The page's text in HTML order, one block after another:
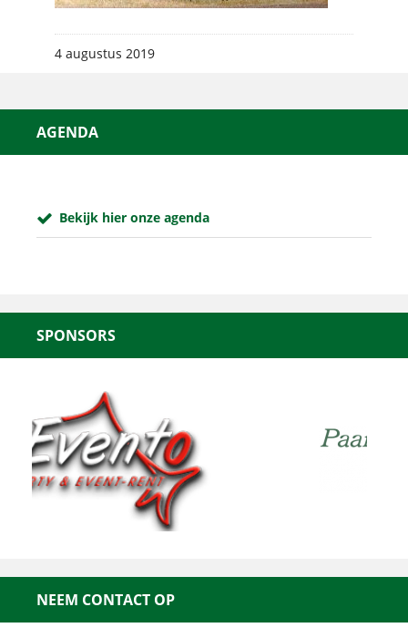
4 augustus 2019
AGENDA
Bekijk hier onze agenda
SPONSORS
NEEM CONTACT OP